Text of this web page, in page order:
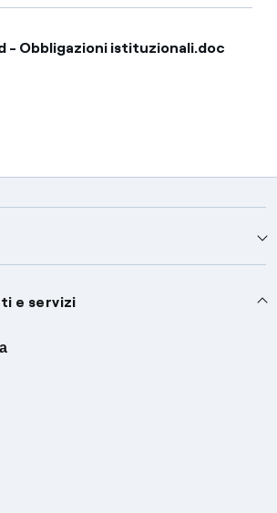
- Obbligazioni istituzionali.doc
delle controversie
e servizi